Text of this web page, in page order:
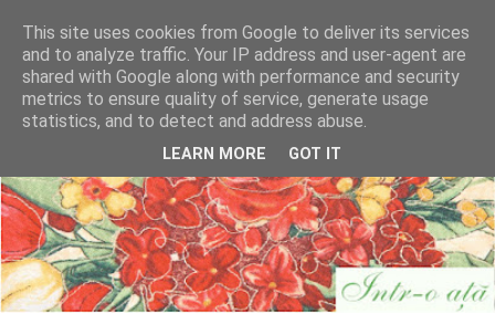
This site uses cookies from Google to deliver its services
and to analyze traffic. Your IP address and user-agent are
shared with Google along with performance and security
metrics to ensure quality of service, generate usage
statistics, and to detect and address abuse.
LEARN MORE GOT IT